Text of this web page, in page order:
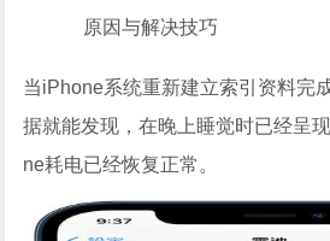
原因与解决技巧
当iPhone系统重新建立索引资料完
据就能发现，在晚上睡觉时已经呈
ne耗电已经恢复正常。